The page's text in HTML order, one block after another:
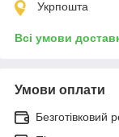
Укрпошта
Всі умови
Умови оплати
Безготівковий